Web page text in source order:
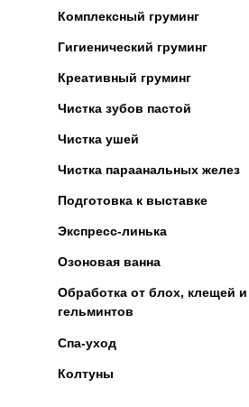
Обработка от блох, клещей и
гельминтов
Экспресс-линька
Подготовка к выставке
Чистка параанальных желез
Чистка ушей
Чистка зубов пастой
Креативный груминг
Гигиенический груминг
Комплексный груминг
Озоновая ванна
Спа-уход
Колтуны